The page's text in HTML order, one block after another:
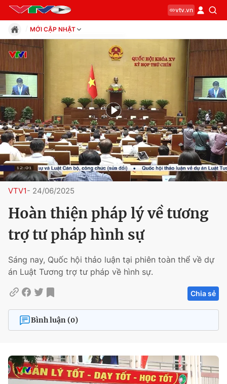
vtv.vn
MỚI CẬP NHẬT
VTV1
VTV3
VTV5
VTV5 Tây Nam Bộ
VTV5 Tây Nguyên
VTV7
VTV8
VTV9
VTV Cần Thơ
VTV1- 24/06/2025
Hoàn thiện pháp lý về tương
trợ tư pháp hình sự
Sáng nay, Quốc hội thảo luận tại phiên toàn thể về dự
án Luật Tương trợ tư pháp về hình sự.
Chia sẻ
Bình luận (0)